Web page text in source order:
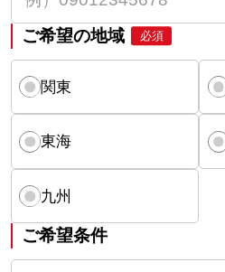
ご希望の地域 必須
関東
東海
九州
ご希望条件